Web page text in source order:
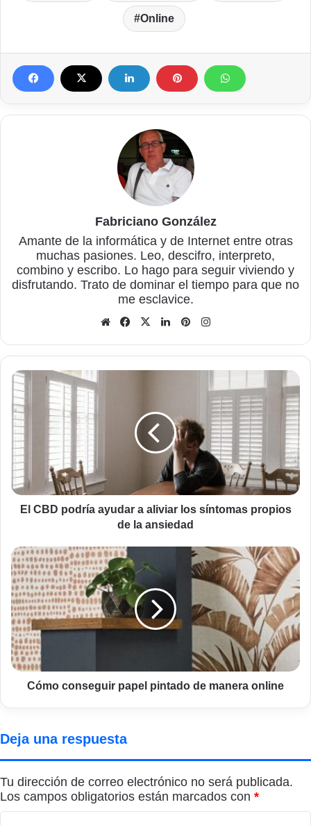
Online
Fabriciano González
Amante de la informática y de Internet entre otras
muchas pasiones. Leo, descifro, interpreto,
combino y escribo. Lo hago para seguir viviendo y
disfrutando. Trato de dominar el tiempo para que no
me esclavice.
Sitio
Facebook
X LinkedInPinterest
El
CBD
podría
ayudar
a
aliviar
los
síntomas
propios
deEl CBD podría ayudar a aliviar los síntomas propios
de la ansiedad
Cómo
conseguir
papel
pintado
de
manera
online
Cómo conseguir papel pintado de manera online
Deja una respuesta
Tu dirección de correo electrónico no será publicada.
Los campos obligatorios están marcados con *